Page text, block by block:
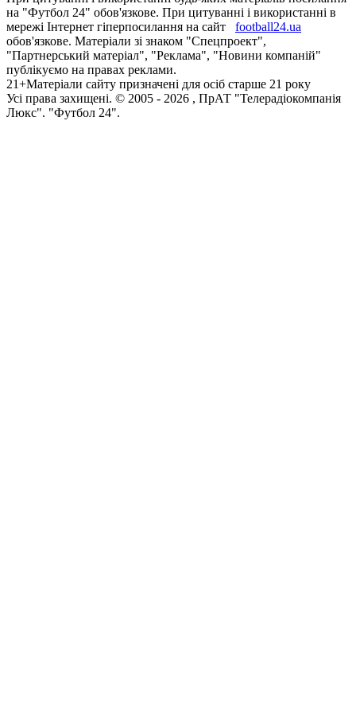
на "Футбол 24" обов'язкове. При цитуванні і використанні в
мережі Інтернет гіперпосилання на сайт
football24.ua
обов'язкове. Матеріали зі знаком "Спецпроект",
"Партнерський матеріал", "Реклама", "Новини компаній"
публікуємо на правах реклами.
21+Матеріали сайту призначені для осіб старше 21 року
Усi права захищенi. © 2005 - 2026 , ПрАТ "Телерадіокомпанія
Люкс". "Футбол 24".